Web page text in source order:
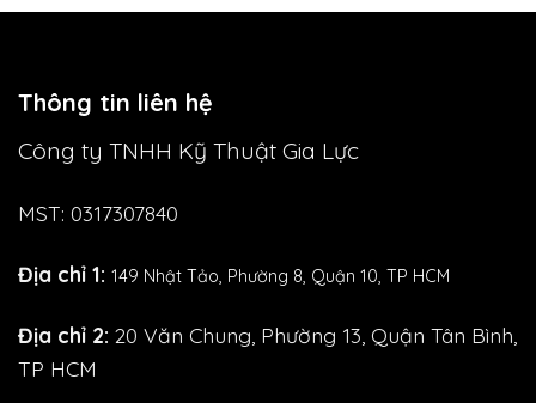
Thông tin liên hệ
Công ty TNHH Kỹ Thuật Gia Lực
MST: 0317307840
Địa chỉ 1: 149 Nhật Tảo, Phường 8, Quận 10, TP HCM
Địa chỉ 2: 20 Văn Chung, Phường 13, Quận Tân Bình,
TP HCM